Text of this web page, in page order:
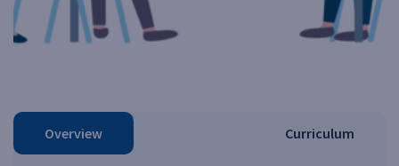
Overview Curriculum